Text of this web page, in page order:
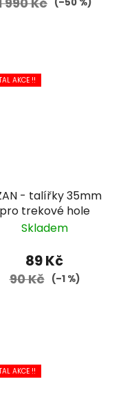
(–50 %)
AKCE !!
- talířky 35mm
pro trekové hole
Skladem
89 Kč
90 Kč (–1 %)
AKCE !!